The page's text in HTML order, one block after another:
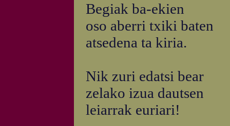
Begiak ba-ekien
oso aberri txiki baten
atsedena ta kiria.
Nik zuri edatsi bear
zelako izua dautsen
leiarrak euriari!